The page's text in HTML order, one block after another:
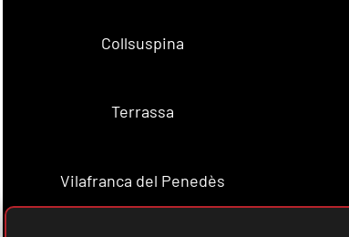
Collsuspina
Terrassa
Vilafranca del Penedès